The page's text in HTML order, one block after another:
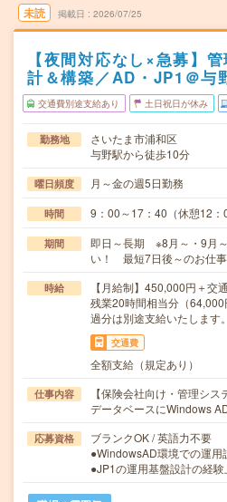
未読 掲載日 2026/07/25
【夜間対応なし×急募】
計＆構築／AD・JP1＠与
交通費別途支給あり 土日祝日が休み
勤務地
さいたま市浦和区
与野駅から徒歩10分
曜日頻度 月～金の週5日勤務
時間 9：00～17：40（休憩12：
期間
即日～長期 ※8月～・9月
い！ 最短7日後～のお仕事
時給
【月給制】450,000円＋
残業20時間相当分（
過分は別途支給いたします。
交通費
全額支給（規定あり）
仕事内容
【保険会社向け・管理シ
データベースにWindows
応募資格
ブランクOK / 英語力不要
●WindowsAD環境での運用
●JP1の運用基盤設計の経